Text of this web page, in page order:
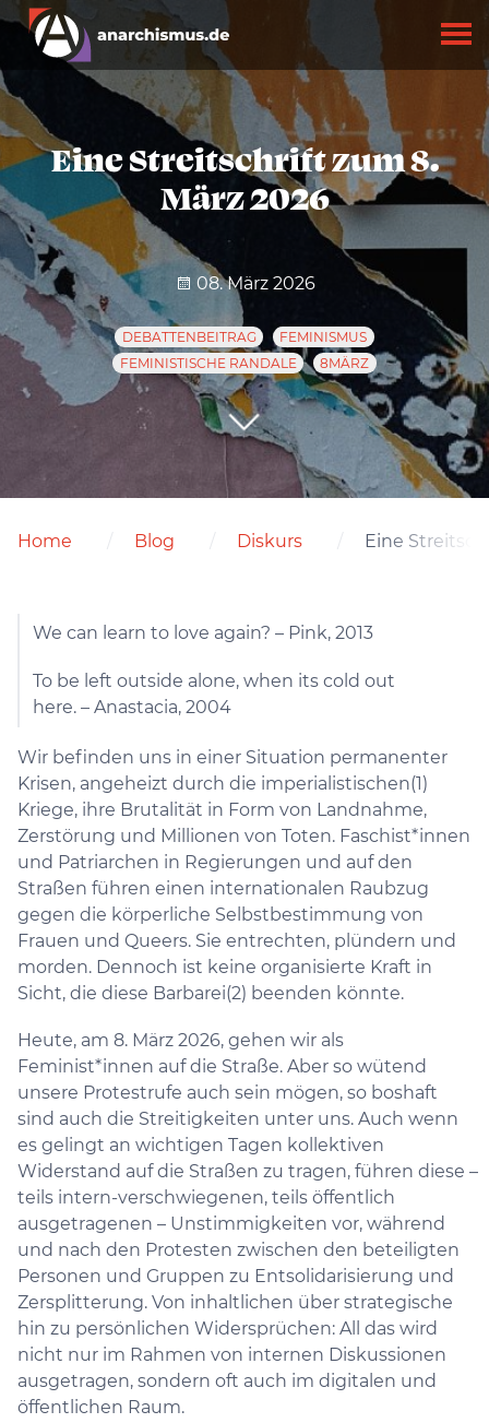
Eine Streitschrift zum 8.
März 2026
08. März 2026
DEBATTENBEITRAG
FEMINISMUS
FEMINISTISCHE RANDALE
8MÄRZ
Home Blog Diskurs Eine
We can learn to love again? – Pink, 2013
To be left outside alone, when its cold out
here. – Anastacia, 2004
Wir befinden uns in einer Situation permanenter
Krisen, angeheizt durch die imperialistischen(1)
Kriege, ihre Brutalität in Form von Landnahme,
Zerstörung und Millionen von Toten. Faschist*innen
und Patriarchen in Regierungen und auf den
Straßen führen einen internationalen Raubzug
gegen die körperliche Selbstbestimmung von
Frauen und Queers. Sie entrechten, plündern und
morden. Dennoch ist keine organisierte Kraft in
Sicht, die diese Barbarei(2) beenden könnte.
Heute, am 8. März 2026, gehen wir als
Feminist*innen auf die Straße. Aber so wütend
unsere Protestrufe auch sein mögen, so boshaft
sind auch die Streitigkeiten unter uns. Auch wenn
es gelingt an wichtigen Tagen kollektiven
Widerstand auf die Straßen zu tragen, führen diese –​​​​​​​
teils intern-verschwiegenen, teils öffentlich
ausgetragenen –​​​​​​​ Unstimmigkeiten vor, während
und nach den Protesten zwischen den beteiligten
Personen und Gruppen zu Entsolidarisierung und
Zersplitterung. Von inhaltlichen über strategische
hin zu persönlichen Widersprüchen: All das wird
nicht nur im Rahmen von internen Diskussionen
ausgetragen, sondern oft auch im digitalen und
öffentlichen Raum.